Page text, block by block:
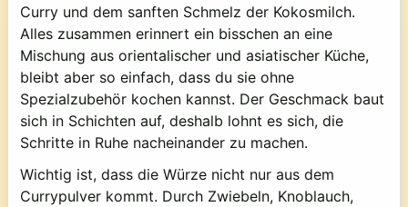
Curry und dem sanften Schmelz der Kokosmilch.
Alles zusammen erinnert ein bisschen an eine
Mischung aus orientalischer und asiatischer Küche,
bleibt aber so einfach, dass du sie ohne
Spezialzubehör kochen kannst. Der Geschmack baut
sich in Schichten auf, deshalb lohnt es sich, die
Schritte in Ruhe nacheinander zu machen.
Wichtig ist, dass die Würze nicht nur aus dem
Currypulver kommt. Durch Zwiebeln, Knoblauch,